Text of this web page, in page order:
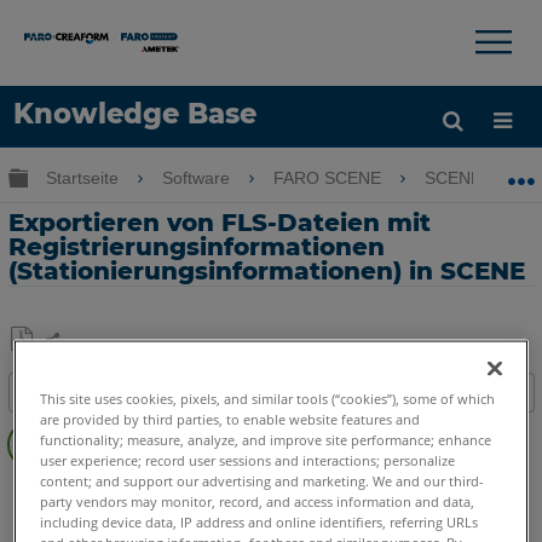
Knowledge Base
Sprache
×
Globale Hierarchie auf- und zuklappen
Startseite Software FARO SCENE SCENE
Exportieren von FLS-Dateien mit
Registrierungsinformationen
(Stationierungsinformationen) in SCENE
Als
PDF
speichern
Inhaltsangabe
Keine
Header
SCENE 5.x
This site uses cookies, pixels, and similar tools (“cookies”), some of which
are provided by third parties, to enable website features and
functionality; measure, analyze, and improve site performance; enhance
user experience; record user sessions and interactions; personalize
content; and support our advertising and marketing. We and our third-
party vendors may monitor, record, and access information and data,
including device data, IP address and online identifiers, referring URLs